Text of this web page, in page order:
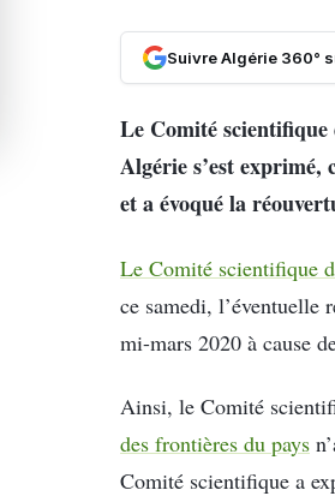
Suivre Algérie 360°
Le Comité
Algérie s’est
et a évoqué la
Le Comité scientifique
ce samedi, l’éventuelle
mi-mars 2020 à cause
Ainsi, le Comité
des frontières du pays
Comité scientifique a